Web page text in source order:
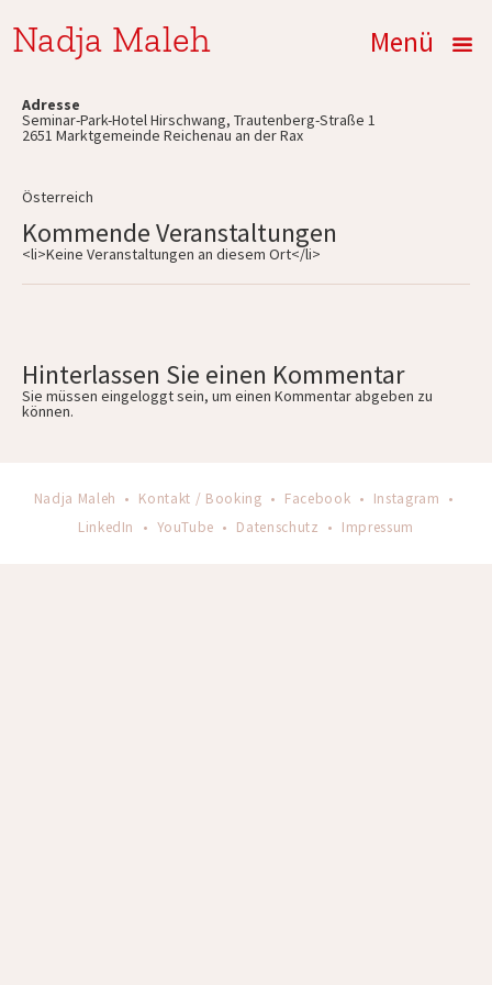
Nadja Maleh Menü
Adresse
Seminar-Park-Hotel Hirschwang, Trautenberg-Straße 1
2651 Marktgemeinde Reichenau an der Rax
Österreich
Kommende Veranstaltungen
<li>Keine Veranstaltungen an diesem Ort</li>
Hinterlassen Sie einen Kommentar
Sie müssen eingeloggtsein, um einen Kommentar abgeben zu
können.
Nadja Maleh • Kontakt / Booking • Facebook • Instagram •
LinkedIn
• YouTube • Datenschutz • Impressum